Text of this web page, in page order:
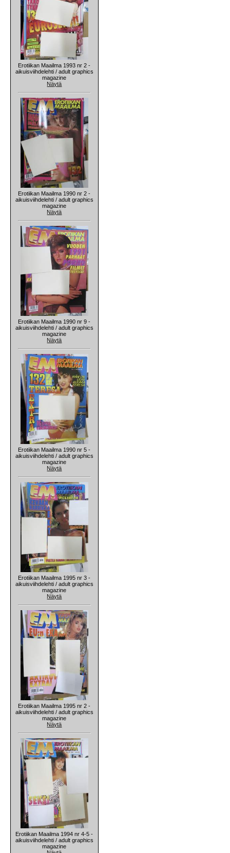
Erotiikan Maailma 1993 nr 2 -
aikuisviihdelehti / adult graphics
magazine
Näytä
Erotiikan Maailma 1990 nr 2 -
aikuisviihdelehti / adult graphics
magazine
Näytä
Erotiikan Maailma 1990 nr 9 -
aikuisviihdelehti / adult graphics
magazine
Näytä
Erotiikan Maailma 1990 nr 5 -
aikuisviihdelehti / adult graphics
magazine
Näytä
Erotiikan Maailma 1995 nr 3 -
aikuisviihdelehti / adult graphics
magazine
Näytä
Erotiikan Maailma 1995 nr 2 -
aikuisviihdelehti / adult graphics
magazine
Näytä
Erotiikan Maailma 1994 nr 4-5 -
aikuisviihdelehti / adult graphics
magazine